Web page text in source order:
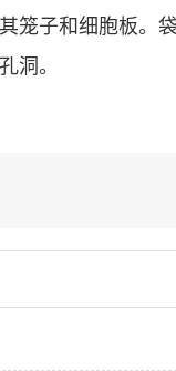
笼子和细胞板。
洞。